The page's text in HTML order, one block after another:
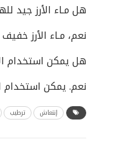
هل مـاء الأرز جيد
نعم، مـاء الأرز
هل يمكن استخدام
نعم. يمكن استخدام
إنتعاش ترطيب